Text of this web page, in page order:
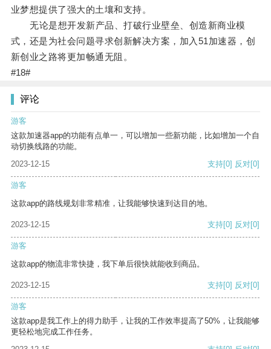
业梦想提供了强大的土壤和支持。
无论是想开发新产品、打破行业壁垒、创造新商业模
式，还是为社会问题寻求创新解决方案，加入51加速器，创
新创业之路将更加畅通无阻。
#18#
评论
游客
这款加速器app的功能有点单一，可以增加一些新功能，比如增加一个自
动切换线路的功能。
2023-12-15
支持[0] 反对[0]
游客
这款app的路线规划非常精准，让我能够快速到达目的地。
2023-12-15 支持[0] 反对[0]
游客
这款app的物流非常快捷，我下单后很快就能收到商品。
2023-12-15 支持[0] 反对[0]
游客
这款app是我工作上的得力助手，让我的工作效率提高了50%，让我能够
更轻松地完成工作任务。